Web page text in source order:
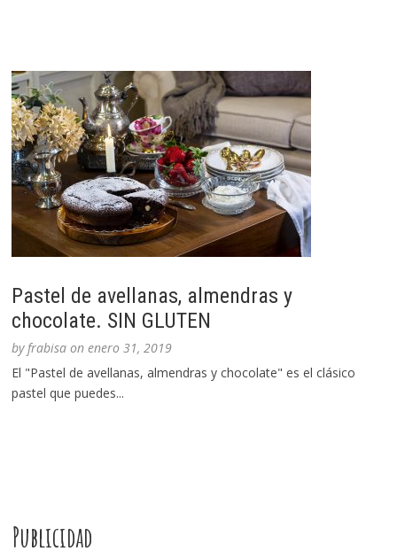
Pastel de avellanas, almendras y
chocolate. SIN GLUTEN
byfrabisa onenero 31, 2019
El "Pastel de avellanas, almendras y chocolate" es el clásico
pastel que puedes...
Publicidad